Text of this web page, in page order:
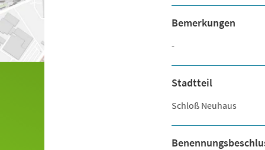
Bemerkungen
-
Stadtteil
Schloß Neuhaus